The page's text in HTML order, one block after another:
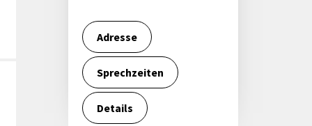
Adresse
Sprechzeiten
Details